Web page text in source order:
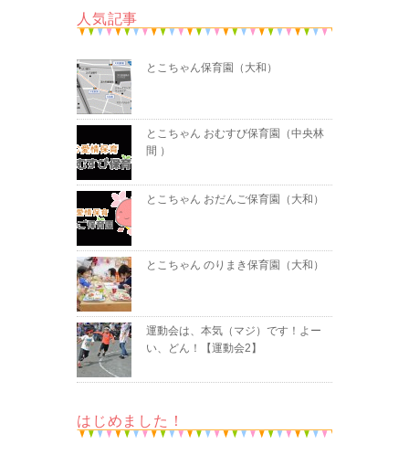
人気記事
とこちゃん保育園（大和）
とこちゃん おむすび保育園（中央林
間 ）
とこちゃん おだんご保育園（大和）
とこちゃん のりまき保育園（大和）
運動会は、本気（マジ）です！よー
い、どん！【運動会2】
はじめました！